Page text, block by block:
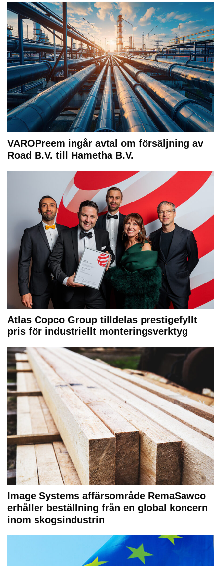
VAROPreem ingår avtal om försäljning av
Road B.V. till Hametha B.V.
Atlas Copco Group tilldelas prestigefyllt
pris för industriellt monteringsverktyg
Image Systems affärsområde RemaSawco
erhåller beställning från en global koncern
inom skogsindustrin